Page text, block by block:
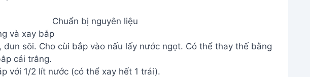
Chuẩn bị nguyên liệu
và xay bắp
đun sôi. Cho cùi bắp vào nấu lấy nước ngọt. Có thể thay thế bằng
cải trắng.
với 1/2 lít nước (có thể xay hết 1 trái).